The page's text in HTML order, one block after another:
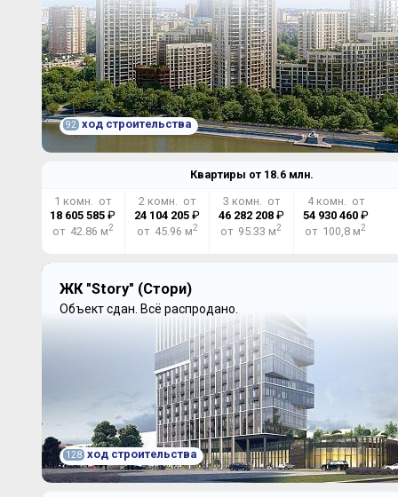
92 ход строительства
Квартиры от 18.6млн.
1 комн. от
18 605 585 ₽
от 42.86 м2
2 комн. от
24 104 205 ₽
от 45.96 м2
3 комн. от
46 282 208₽
от 95.33 м2
4 комн. от
54 930 460₽
от 100,8 м2
ЖК "Story" (Стори)
Объект сдан. Всё распродано.
128 ход строительства